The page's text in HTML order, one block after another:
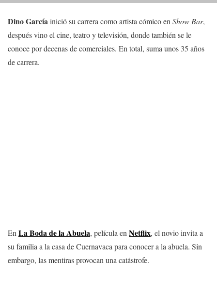
Dino Garcíainició su carrera como artista cómico en Show Bar,
después vino el cine, teatro y televisión, donde también se le
conoce por decenas de comerciales. En total, suma unos 35 años
de carrera.
En La Boda de la Abuela, película en Netflix, el novio invita a
su familia a la casa de Cuernavaca para conocer a la abuela. Sin
embargo, las mentiras provocan una catástrofe.